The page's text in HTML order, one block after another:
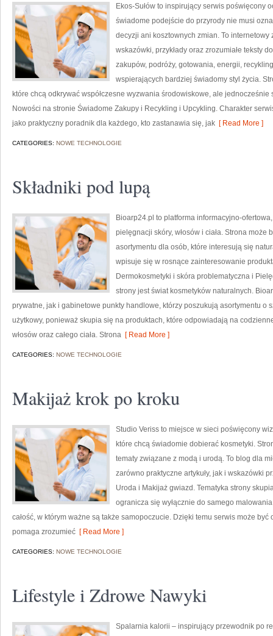
Ekos-Sułów to inspirujący serwis poświęcony
świadome podejście do przyrody nie musi
decyzji ani kosztownych zmian. To
wskazówki, przykłady oraz zrozumiałe teksty
zakupów, podróży, gotowania, energii,
wspierających bardziej świadomy styl życia.
które chcą odkrywać współczesne wyzwania środowiskowe, ale
Nowości na stronie Świadome Zakupy i Recykling i Upcykling. Charakter
jako praktyczny poradnik dla każdego, kto zastanawia się, jak [ Read More ]
CATEGORIES: NOWE TECHNOLOGIE
Składniki pod lupą
Bioarp24.pl to platforma informacyjno-
pielęgnacji skóry, włosów i ciała. Strona
asortymentu dla osób, które interesują się
wpisuje się w rosnące zainteresowanie
Dermokosmetyki i skóra problematyczna i
strony jest świat kosmetyków naturalnych.
prywatne, jak i gabinetowe punkty handlowe, którzy poszukują asortymentu o
użytkowy, ponieważ skupia się na produktach, które odpowiadają na
włosów oraz całego ciała. Strona [ Read More ]
CATEGORIES: NOWE TECHNOLOGIE
Makijaż krok po kroku
Studio Veriss to miejsce w sieci poświęcony
które chcą świadomie dobierać kosmetyki.
tematy związane z modą i urodą. To blog dla
zarówno praktyczne artykuły, jak i wskazówki
Uroda i Makijaż gwiazd. Tematyka strony
ogranicza się wyłącznie do samego
całość, w którym ważne są także samopoczucie. Dzięki temu serwis może
pomaga zrozumieć [ Read More ]
CATEGORIES: NOWE TECHNOLOGIE
Lifestyle i Zdrowe Nawyki
Spalarnia kalorii – inspirujący przewodnik po